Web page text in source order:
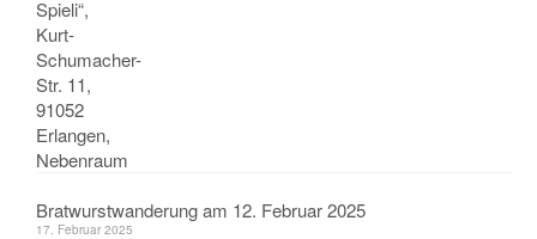
Bratwurstwanderung am 12. Februar 2025
17. Februar 2025